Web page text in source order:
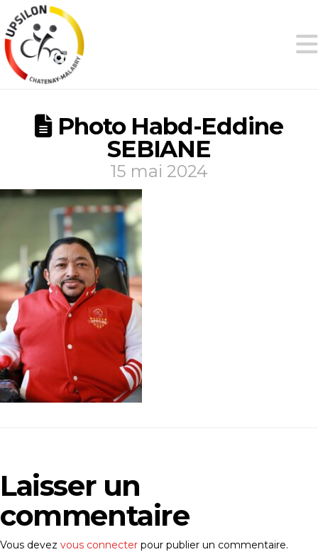
Photo Habd-Eddine
SEBIANE
15 mai 2024
Laisser un
commentaire
Vous devez vous connecter pour publier un commentaire.